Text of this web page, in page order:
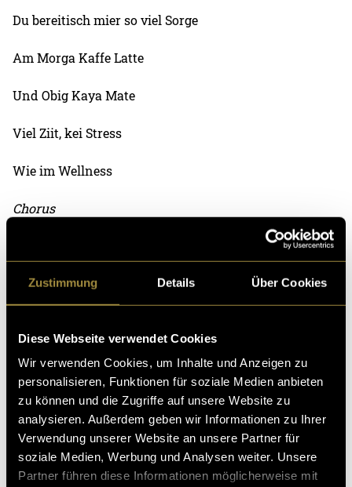
Zustimmung Details Über Cookies
Diese Webseite verwendet Cookies
Wir verwenden Cookies, um Inhalte und Anzeigen zu
personalisieren, Funktionen für soziale Medien anbieten
zu können und die Zugriffe auf unsere Website zu
analysieren. Außerdem geben wir Informationen zu Ihrer
Verwendung unserer Website an unsere Partner für
soziale Medien, Werbung und Analysen weiter. Unsere
Partner führen diese Informationen möglicherweise mit
Du bereitisch mier so viel Sorge
Am Morga Kaffe Latte
Und Obig Kaya Mate
Viel Ziit, kei Stress
Wie im Wellness
Chorus
Wenn i mora sterba
Wenn i mora sterba
Sind mier denn immerno zäma
Bridge
Was wenn mier mora nüme do sind